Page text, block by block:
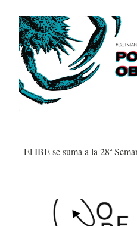
El IBE se suma a la 28ª